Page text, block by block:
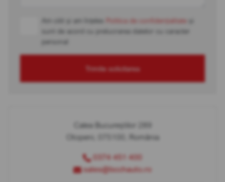
Am citit și am înțeles Politica de confidențialitate
sunt de acord cu prelucrarea datelor cu caracter
personal
Trimite solicitarea
Calea Bucureștilor 289
Otopeni, 075100, România
0374 451 400
sales@bcchauto.ro